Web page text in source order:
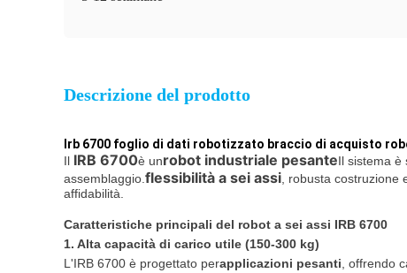
Descrizione del prodotto
Irb 6700 foglio di dati robotizzato braccio di acquisto
Il IRB 6700è unrobot industriale pesanteIl sistema è
assemblaggio. flessibilità a sei assi , robusta
affidabilità.
Caratteristiche principali del robot a sei assi IRB 6700
1. Alta capacità di carico utile (150-300 kg)
L'IRB 6700 è progettato perapplicazioni pesanti , offrendo